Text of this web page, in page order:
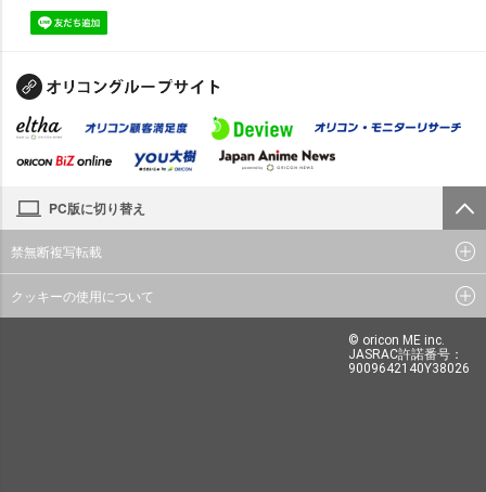
PC版に切り替え
禁無断複写転載
クッキーの使用について
© oricon ME inc.
JASRAC許諾番号：
9009642140Y38026